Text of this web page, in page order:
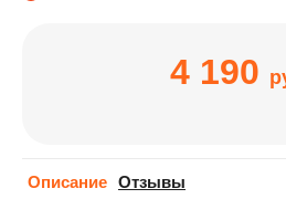
4 190
Описание Отзывы